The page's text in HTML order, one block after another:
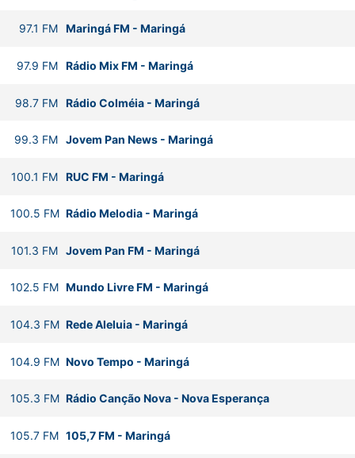
97.1 FM Maringá FM - Maringá
97.9 FM Rádio Mix FM - Maringá
98.7 FM Rádio Colméia- Maringá
99.3 FM Jovem Pan News- Maringá
100.1 FM RUC FM - Maringá
100.5 FM Rádio Melodia- Maringá
101.3 FM Jovem Pan FM - Maringá
102.5 FM Mundo Livre FM - Maringá
104.3 FM Rede Aleluia- Maringá
104.9 FM Novo Tempo - Maringá
105.3 FM Rádio Canção Nova- Nova Esperança
105.7 FM 105,7 FM - Maringá